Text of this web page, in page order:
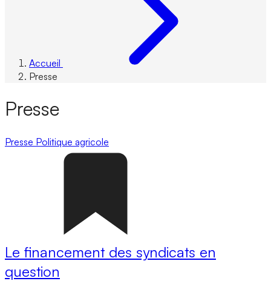
Accueil
Presse
Presse
Presse Politique agricole
Le financement des syndicats en
question